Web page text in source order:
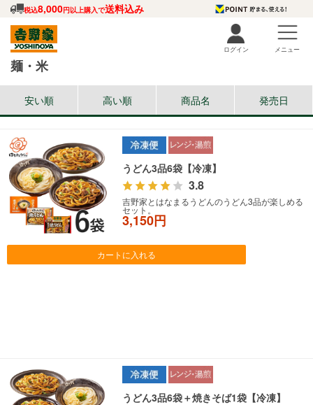
税込8,000円以上購入で送料込み
ログイン メニュー
麺・米
安い順 高い順 商品名 発売日
うどん3品6袋【冷凍】
3.8
吉野家とはなまるうどんのうどん3品が楽しめる
セット。
3,150円
カートに入れる
うどん3品6袋＋焼きそば1袋【冷凍】